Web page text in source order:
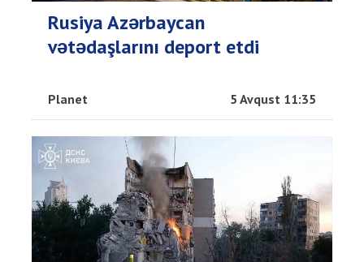
Rusiya Azərbaycan
vətədaşlarını deport etdi
Planet 5 Avqust 11:35